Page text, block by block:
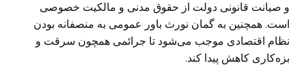
و صیانت قانونی دولت از حقوق مدنی و مالکیت خصوصی
است. همچنین به گمان نورث باور عمومی به منصفانه بودن
نظام اقتصادی موجب می‌شود تا جرائمی همچون سرقت و
بزه‌کاری کاهش پیدا کند.